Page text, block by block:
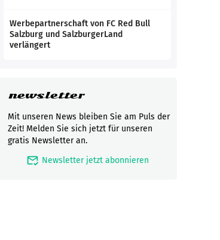
Werbepartnerschaft von FC Red Bull
Salzburg und SalzburgerLand
verlängert
newsletter
Mit unseren News bleiben Sie am Puls der
Zeit! Melden Sie sich jetzt für unseren
gratis Newsletter an.
mark_email_read Newsletter jetzt abonnieren